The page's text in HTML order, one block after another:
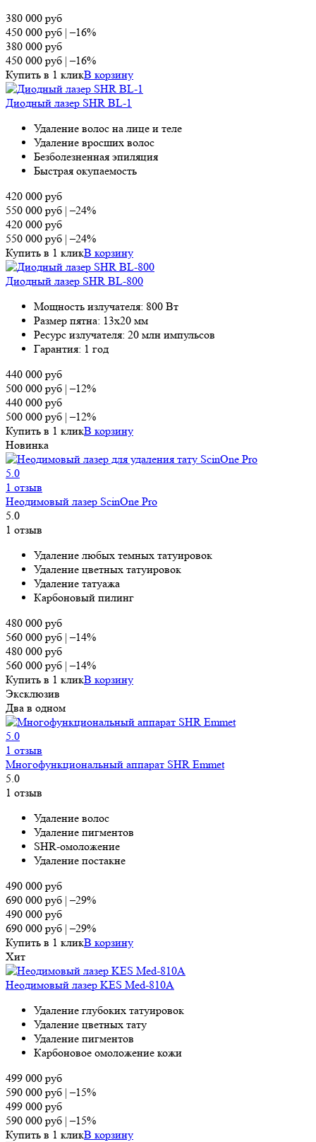
380 000 руб
450 000 руб |–16%
380 000 руб
450 000 руб |–16%
Купить в 1 кликВ корзину
Диодный лазер SHR BL-1
Удаление волос на лице и теле
Удаление вросших волос
Безболезненная эпиляция
Быстрая окупаемость
420 000 руб
550 000 руб |–24%
420 000 руб
550 000 руб |–24%
Купить в 1 кликВ корзину
Диодный лазер SHR BL-800
Мощность излучателя: 800 Вт
Размер пятна: 13х20 мм
Ресурс излучателя: 20 млн импульсов
Гарантия: 1 год
440 000 руб
500 000 руб |–12%
440 000 руб
500 000 руб |–12%
Купить в 1 кликВ корзину
Новинка
5.0
1 отзыв
Неодимовый лазер ScinOne Pro
5.0
1 отзыв
Удаление любых темных татуировок
Удаление цветных татуировок
Удаление татуажа
Карбоновый пилинг
480 000 руб
560 000 руб |–14%
480 000 руб
560 000 руб |–14%
Купить в 1 кликВ корзину
Эксклюзив
Два в одном
5.0
1 отзыв
Многофункциональный аппарат SHR Emmet
5.0
1 отзыв
Удаление волос
Удаление пигментов
SHR-омоложение
Удаление постакне
490 000 руб
690 000 руб |–29%
490 000 руб
690 000 руб |–29%
Купить в 1 кликВ корзину
Хит
Неодимовый лазер KES Med-810A
Удаление глубоких татуировок
Удаление цветных тату
Удаление пигментов
Карбоновое омоложение кожи
499 000 руб
590 000 руб |–15%
499 000 руб
590 000 руб |–15%
Купить в 1 кликВ корзину